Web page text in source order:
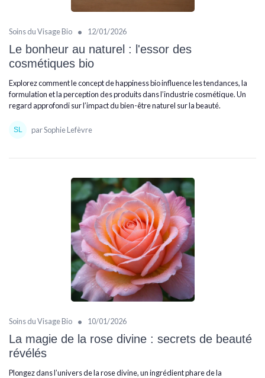
Soins du Visage Bio • 12/01/2026
Le bonheur au naturel : l'essor des
cosmétiques bio
Explorez comment le concept de happiness bio influence les tendances, la
formulation et la perception des produits dans l’industrie cosmétique. Un
regard approfondi sur l’impact du bien-être naturel sur la beauté.
par Sophie Lefèvre
Soins du Visage Bio • 10/01/2026
La magie de la rose divine : secrets de beauté
révélés
Plongez dans l’univers de la rose divine, un ingrédient phare de la